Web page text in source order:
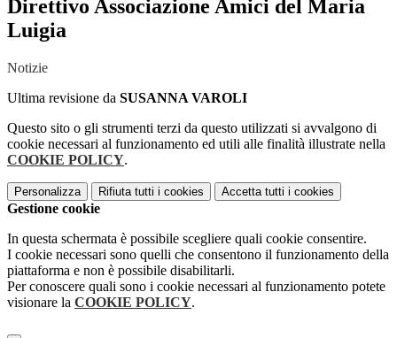
Direttivo Associazione Amici del Maria
Luigia
Notizie
Ultima revisione da SUSANNA VAROLI
Questo sito o gli strumenti terzi da questo utilizzati si avvalgono di
cookie necessari al funzionamento ed utili alle finalità illustrate nella
COOKIE POLICY.
Personalizza Rifiuta tutti i cookies Accetta tutti i cookies
Gestione cookie
In questa schermata è possibile scegliere quali cookie consentire.
I cookie necessari sono quelli che consentono il funzionamento della
piattaforma e non è possibile disabilitarli.
Per conoscere quali sono i cookie necessari al funzionamento potete
visionare la COOKIE POLICY.